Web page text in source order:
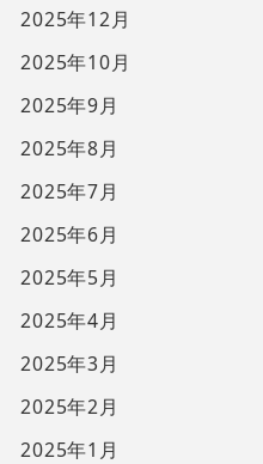
2025年12月
2025年10月
2025年9月
2025年8月
2025年7月
2025年6月
2025年5月
2025年4月
2025年3月
2025年2月
2025年1月